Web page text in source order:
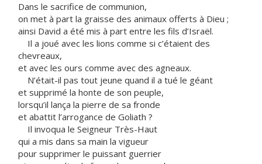
Dans le sacrifice de communion,
on met à part la graisse des animaux offerts à Dieu ;
ainsi David a été mis à part entre les fils d’Israël.
Il a joué avec les lions comme si c’étaient des
chevreaux,
et avec les ours comme avec des agneaux.
N’était-il pas tout jeune quand il a tué le géant
et supprimé la honte de son peuple,
lorsqu’il lança la pierre de sa fronde
et abattit l’arrogance de Goliath ?
Il invoqua le Seigneur Très-Haut
qui a mis dans sa main la vigueur
pour supprimer le puissant guerrier